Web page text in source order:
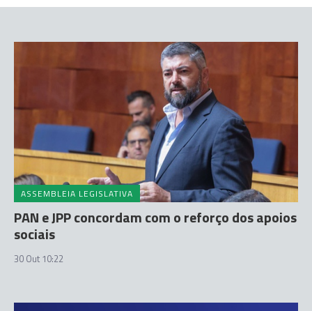
ASSEMBLEIA LEGISLATIVA
PAN e JPP concordam com o reforço dos apoios
sociais
30 Out 10:22